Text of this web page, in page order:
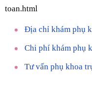
toan.html
Địa chỉ khám phụ
Chi phí khám phụ
Tư vấn phụ khoa